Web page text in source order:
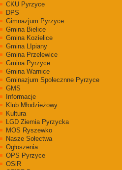
CKU Pyrzyce
DPS
Gimnazjum Pyrzyce
Gmina Bielice
Gmina Kozielice
Gmina LIpiany
Gmina Przelewice
Gmina Pyrzyce
Gmina Warnice
Gminazjum Społecznne Pyrzyce
GMS
Informacje
Klub Młodzieżowy
Kultura
LGD Ziemia Pyrzycka
MOS Ryszewko
Nasze Sołectwa
Ogłoszenia
OPS Pyrzyce
OSiR